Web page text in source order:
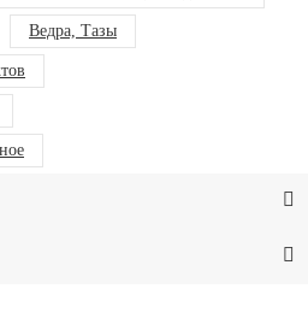
Ведра, Тазы